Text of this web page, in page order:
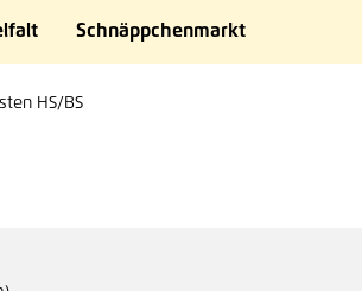
Schnäppchenmarkt
HS/BS